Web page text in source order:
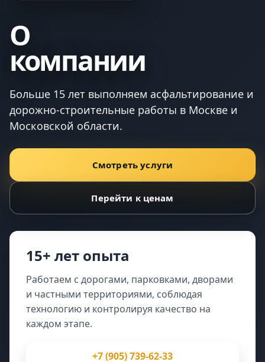
О
компании
Больше 15 лет выполняем асфальтирование и
дорожно-строительные работы в Москве и
Московской области.
Смотреть услуги
Перейти к ценам
15+ лет опыта
Работаем с дорогами, парковками, дворами
и частными территориями, соблюдая
технологию и контролируя качество на
каждом этапе.
+7 (905) 739-62-33